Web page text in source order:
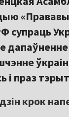
супраць
і праз
крок